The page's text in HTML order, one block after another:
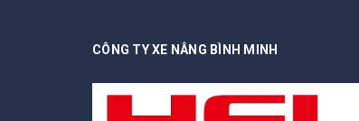
CÔNG TY XE NÂNG BÌNH MINH